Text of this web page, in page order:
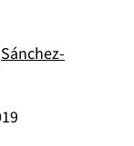
Sánchez-